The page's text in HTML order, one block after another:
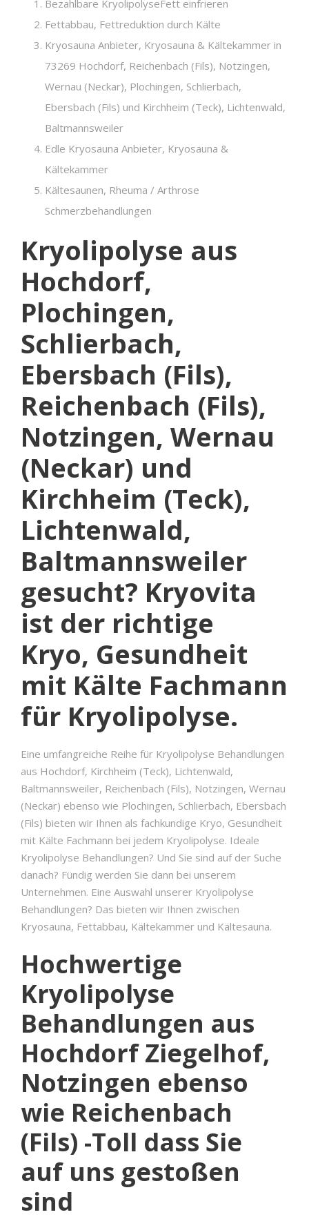
Bezahlbare KryolipolyseFett einfrieren
Fettabbau, Fettreduktion durch Kälte
Kryosauna Anbieter, Kryosauna & Kältekammer in
73269 Hochdorf, Reichenbach (Fils), Notzingen,
Wernau (Neckar), Plochingen, Schlierbach,
Ebersbach (Fils) und Kirchheim (Teck), Lichtenwald,
Baltmannsweiler
Edle Kryosauna Anbieter, Kryosauna &
Kältekammer
Kältesaunen, Rheuma / Arthrose
Schmerzbehandlungen
Kryolipolyse aus
Hochdorf,
Plochingen,
Schlierbach,
Ebersbach (Fils),
Reichenbach (Fils),
Notzingen, Wernau
(Neckar) und
Kirchheim (Teck),
Lichtenwald,
Baltmannsweiler
gesucht? Kryovita
ist der richtige
Kryo, Gesundheit
mit Kälte Fachmann
für Kryolipolyse.
Eine umfangreiche Reihe für Kryolipolyse Behandlungen
aus Hochdorf, Kirchheim (Teck), Lichtenwald,
Baltmannsweiler, Reichenbach (Fils), Notzingen, Wernau
(Neckar) ebenso wie Plochingen, Schlierbach, Ebersbach
(Fils) bieten wir Ihnen als fachkundige Kryo, Gesundheit
mit Kälte Fachmann bei jedem Kryolipolyse. Ideale
Kryolipolyse Behandlungen? Und Sie sind auf der Suche
danach? Fündig werden Sie dann bei unserem
Unternehmen. Eine Auswahl unserer Kryolipolyse
Behandlungen? Das bieten wir Ihnen zwischen
Kryosauna, Fettabbau, Kältekammer und Kältesauna.
Hochwertige
Kryolipolyse
Behandlungen aus
Hochdorf Ziegelhof,
Notzingen ebenso
wie Reichenbach
(Fils) -Toll dass Sie
auf uns gestoßen
sind